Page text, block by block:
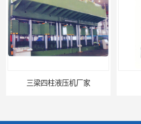
四柱液压机报价